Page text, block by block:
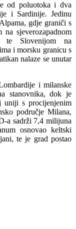
od poluotoka i dva
i Sardinije. Jedinu
gdje graniči s
na sjeverozapadnom
te Slovenijom na
i morsku granicu s
nalaze se unutar
i milanske
stanovnika, dok je
uniji s procijenjenim
područje Milana,
a sadrži 7,4 milijuna
osnovao keltski
te je grad postao